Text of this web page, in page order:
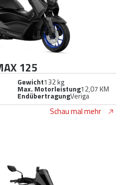
125
Gewicht132 kg
Max. Motorleistung12,07 KM
EndübertragungVeriga
Schau mal mehr